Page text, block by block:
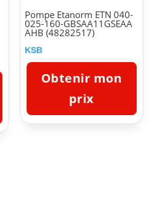
Pompe Etanorm ETN 040-
025-160-GBSAA11GSEAA
AHB (48282517)
KSB
Obtenir mon
prix